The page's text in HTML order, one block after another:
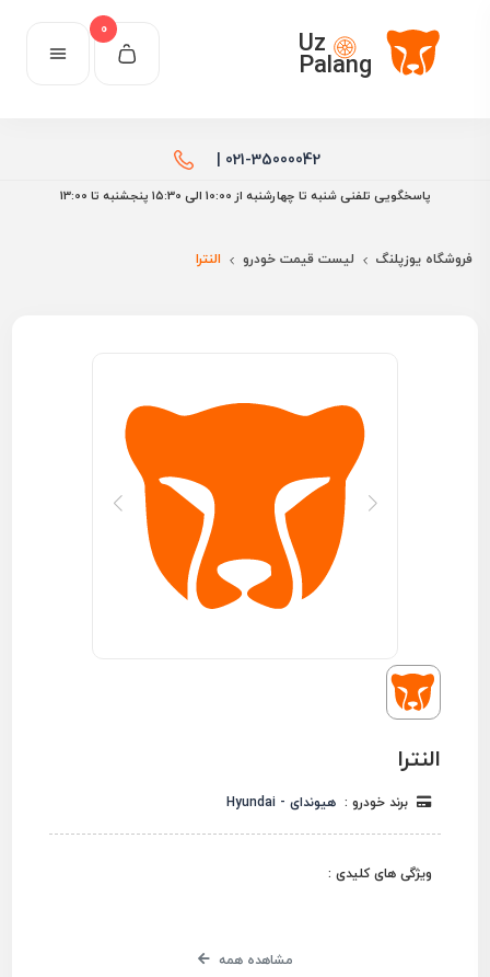
Uz
Palang
0
021-35000042 |
پاسخگویی تلفنی شنبه تا چهارشنبه از 10:00 الی ۱۵:30 پنجشنبه تا 13:00
فروشگاه یوزپلنگ لیست قیمت خودرو النترا
النترا
برند خودرو : هیوندای - Hyundai
ویژگی های کلیدی :
مشاهده همه